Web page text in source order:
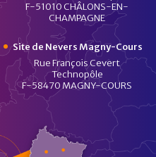
F-51010 CHÂLONS-EN-
CHAMPAGNE
Site de Nevers Magny-Cours
Rue François Cevert
Technopôle
F-58470 MAGNY-COURS